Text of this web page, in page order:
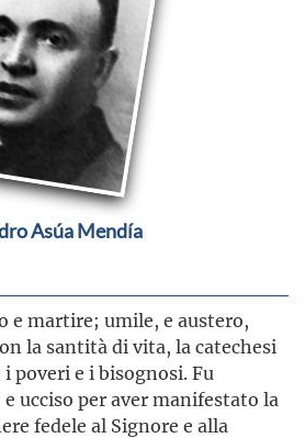
Asúa Mendía
e martire; umile, e austero,
la santità di vita, la catechesi
poveri e i bisognosi. Fu
ucciso per aver manifestato la
fedele al Signore e alla